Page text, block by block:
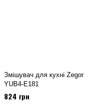
Змішувач для кухні Zegor
YUB4-Е181
824 грн